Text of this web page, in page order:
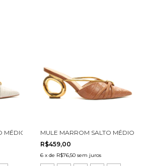
MÉDIO VAZADO CECCONELLO 2271001-1
MULE MARROM SALTO MÉDIO
R$459,00
6 x de R$76,50 sem juros